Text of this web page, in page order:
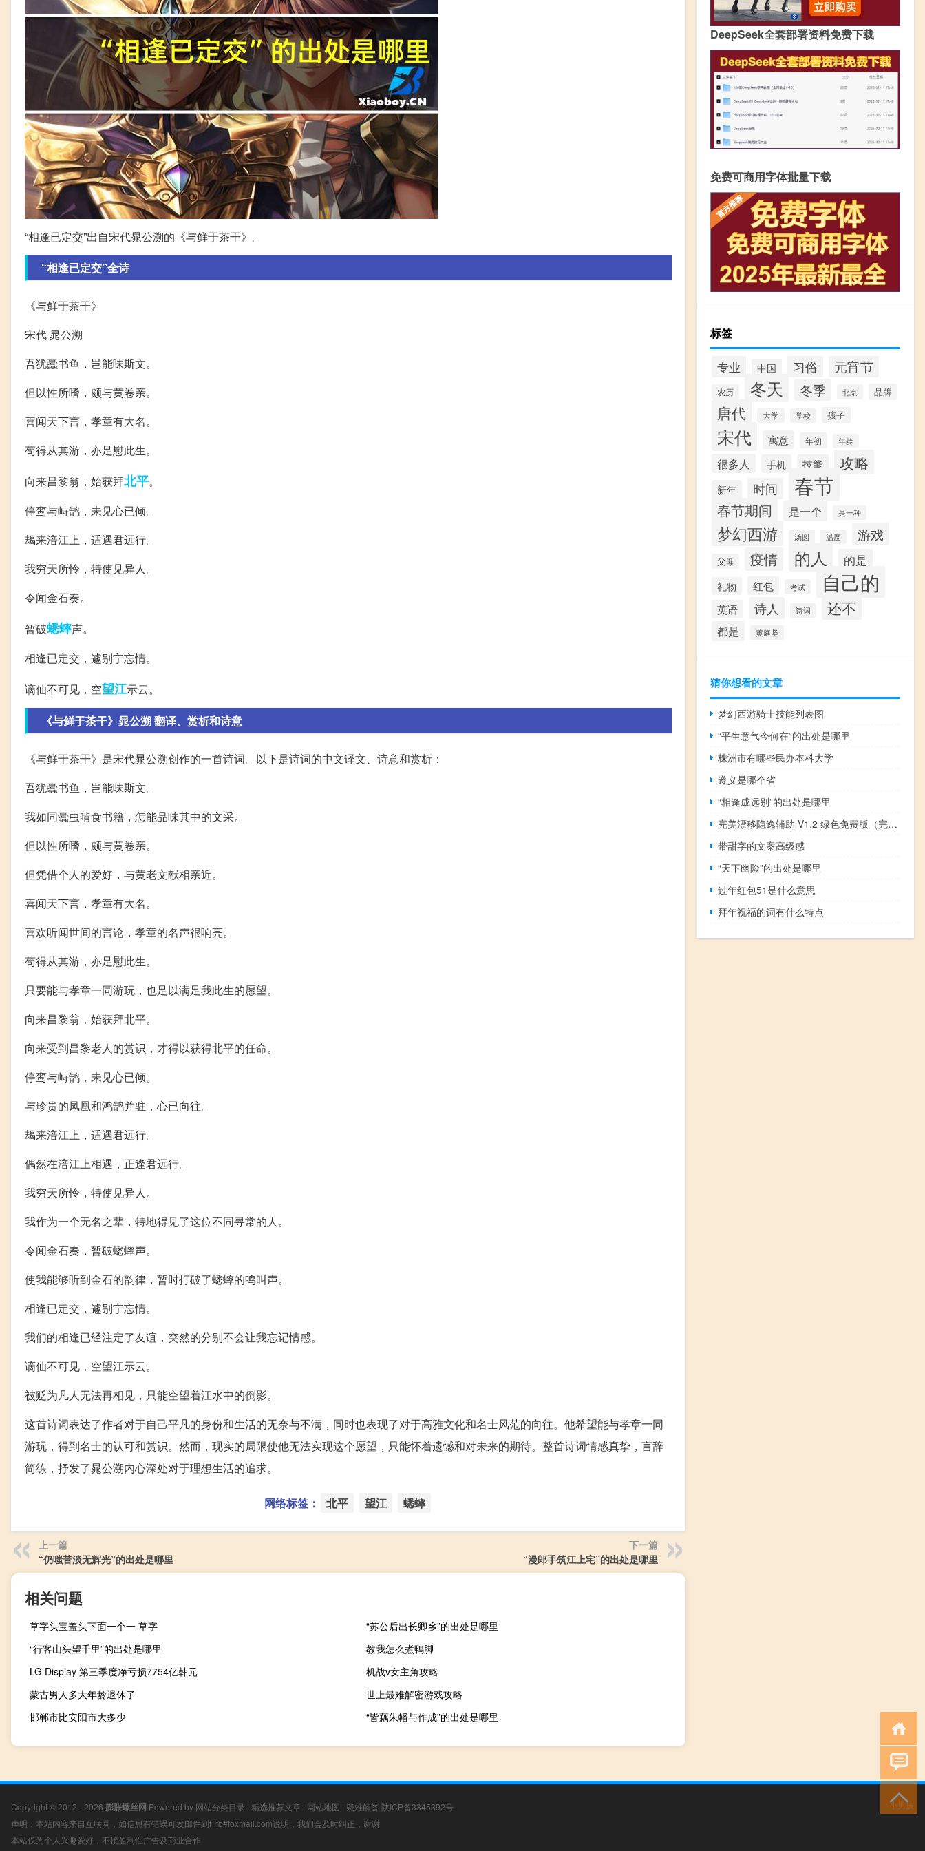
“相逢已定交”出自宋代晁公溯的《与鲜于茶干》。
“相逢已定交”全诗
《与鲜于茶干》
宋代 晁公溯
吾犹蠹书鱼，岂能味斯文。
但以性所嗜，颇与黄卷亲。
喜闻天下言，孝章有大名。
苟得从其游，亦足慰此生。
向来昌黎翁，始获拜北平。
停鸾与峙鹄，未见心已倾。
朅来涪江上，适遇君远行。
我穷天所怜，特使见异人。
令闻金石奏。
暂破蟋蟀声。
相逢已定交，遽别宁忘情。
谪仙不可见，空望江示云。
《与鲜于茶干》晁公溯 翻译、赏析和诗意
《与鲜于茶干》是宋代晁公溯创作的一首诗词。以下是诗词的中文译文、诗意和赏析：
吾犹蠹书鱼，岂能味斯文。
我如同蠹虫啃食书籍，怎能品味其中的文采。
但以性所嗜，颇与黄卷亲。
但凭借个人的爱好，与黄老文献相亲近。
喜闻天下言，孝章有大名。
喜欢听闻世间的言论，孝章的名声很响亮。
苟得从其游，亦足慰此生。
只要能与孝章一同游玩，也足以满足我此生的愿望。
向来昌黎翁，始获拜北平。
向来受到昌黎老人的赏识，才得以获得北平的任命。
停鸾与峙鹄，未见心已倾。
与珍贵的凤凰和鸿鹄并驻，心已向往。
朅来涪江上，适遇君远行。
偶然在涪江上相遇，正逢君远行。
我穷天所怜，特使见异人。
我作为一个无名之辈，特地得见了这位不同寻常的人。
令闻金石奏，暂破蟋蟀声。
使我能够听到金石的韵律，暂时打破了蟋蟀的鸣叫声。
相逢已定交，遽别宁忘情。
我们的相逢已经注定了友谊，突然的分别不会让我忘记情感。
谪仙不可见，空望江示云。
被贬为凡人无法再相见，只能空望着江水中的倒影。
这首诗词表达了作者对于自己平凡的身份和生活的无奈与不满，同时也表现了对于高雅文化和名士风范的向往。他希望能与孝章一同
游玩，得到名士的认可和赏识。然而，现实的局限使他无法实现这个愿望，只能怀着遗憾和对未来的期待。整首诗词情感真挚，言辞
简练，抒发了晁公溯内心深处对于理想生活的追求。
网络标签： 北平 望江 蟋蟀
上一篇
“仍嗤苦淡无辉光”的出处是哪里
下一篇
“漫郎手筑江上宅”的出处是哪里
相关问题
草字头宝盖头下面一个一 草字
“苏公后出长卿乡”的出处是哪里
“行客山头望千里”的出处是哪里
教我怎么煮鸭脚
LG Display 第三季度净亏损7754亿韩元
机战v女主角攻略
蒙古男人多大年龄退休了
世上最难解密游戏攻略
邯郸市比安阳市大多少
“皆藕朱轓与作成”的出处是哪里
DeepSeek全套部署资料免费下载
免费可商用字体批量下载
标签
专业 中国 习俗 元宵节
农历 冬天 冬季 北京 品牌
唐代 大学 学校 孩子
宋代 寓意 年初 年龄
很多人 手机 技能 攻略
新年 时间 春节
春节期间 是一个 是一种
梦幻西游 汤圆 温度 游戏
父母 疫情 的人 的是
礼物 红包 考试 自己的
英语 诗人 诗词 还不
都是 黄庭坚
猜你想看的文章
梦幻西游骑士技能列表图
“平生意气今何在”的出处是哪里
株洲市有哪些民办本科大学
遵义是哪个省
“相逢成远别”的出处是哪里
完美漂移隐逸辅助 V1.2 绿色免费版（完美漂移隐逸辅助 V1.2 绿色免费版功能简介）
带甜字的文案高级感
“天下幽险”的出处是哪里
过年红包51是什么意思
拜年祝福的词有什么特点
Copyright © 2012 - 2026 膨胀螺丝网 Powered by 网站分类目录 | 精选推荐文章 | 网站地图 | 疑难解答 陕ICP备3345392号
声明：本站内容来自互联网，如信息有错误可发邮件到f_fb#foxmail.com说明，我们会及时纠正，谢谢
本站仅为个人兴趣爱好，不接盈利性广告及商业合作
小男孩